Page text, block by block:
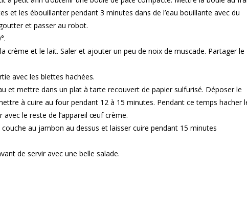
et les ébouillanter pendant 3 minutes dans de l’eau bouillante avec du
et passer au robot.
crème et le lait. Saler et ajouter un peu de noix de muscade. Partager le
avec les blettes hachées.
et mettre dans un plat à tarte recouvert de papier sulfurisé. Déposer le
à cuire au four pendant 12 à 15 minutes. Pendant ce temps hacher
le reste de l’appareil œuf crème.
au jambon au dessus et laisser cuire pendant 15 minutes
de servir avec une belle salade.